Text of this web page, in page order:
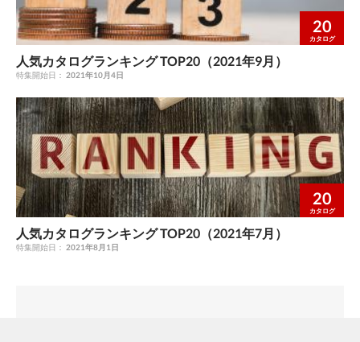
～590Hz,9999 9999 ◎ 239 多段速設定（15速） 0～400Hz,9999
9999 239 多段速設定（15速） 0～590Hz,9999 9999 ◎ 18/29 Ｂ
ＣＮ-Ｃ２１００２-２１４Ａ 18/29 BCN-C21002-214A
20
カタログ
人気カタログランキング TOP20（2021年9月）
特集開始日： 2021年10月4日
20
カタログ
人気カタログランキング TOP20（2021年7月）
特集開始日： 2021年8月1日